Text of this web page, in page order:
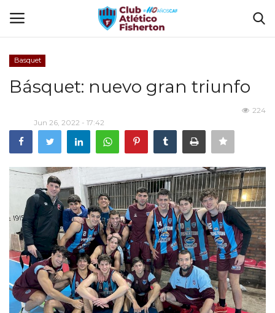
El Club
Disciplinas
Tienda CAF
Sede Virtual
FUTBOL INTERNO 2025
CLUB DE BENEFICIOS
Basquet
Básquet: nuevo gran triunfo
Jun 26, 2022 - 17:42
224